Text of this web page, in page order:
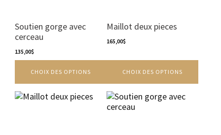
produit
produit
Soutien gorge avec
cerceau
135,00$
CHOIX DES OPTIONS
variations.
Les
options
peuvent
être
choisies
sur
la
Maillot deux pieces
165,00$
CHOIX DES OPTIONS
variations.
Les
options
être
choisies
sur
la
page
Ce
Ce
produit